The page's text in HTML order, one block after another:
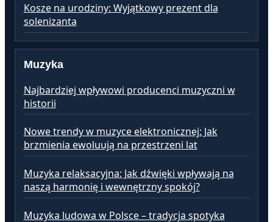
Kosze na urodziny: Wyjątkowy prezent dla
solenizanta
Muzyka
Najbardziej wpływowi producenci muzyczni w
historii
Nowe trendy w muzyce elektronicznej: Jak
brzmienia ewoluują na przestrzeni lat
Muzyka relaksacyjna: Jak dźwięki wpływają na
naszą harmonię i wewnętrzny spokój?
Muzyka ludowa w Polsce – tradycja spotyka